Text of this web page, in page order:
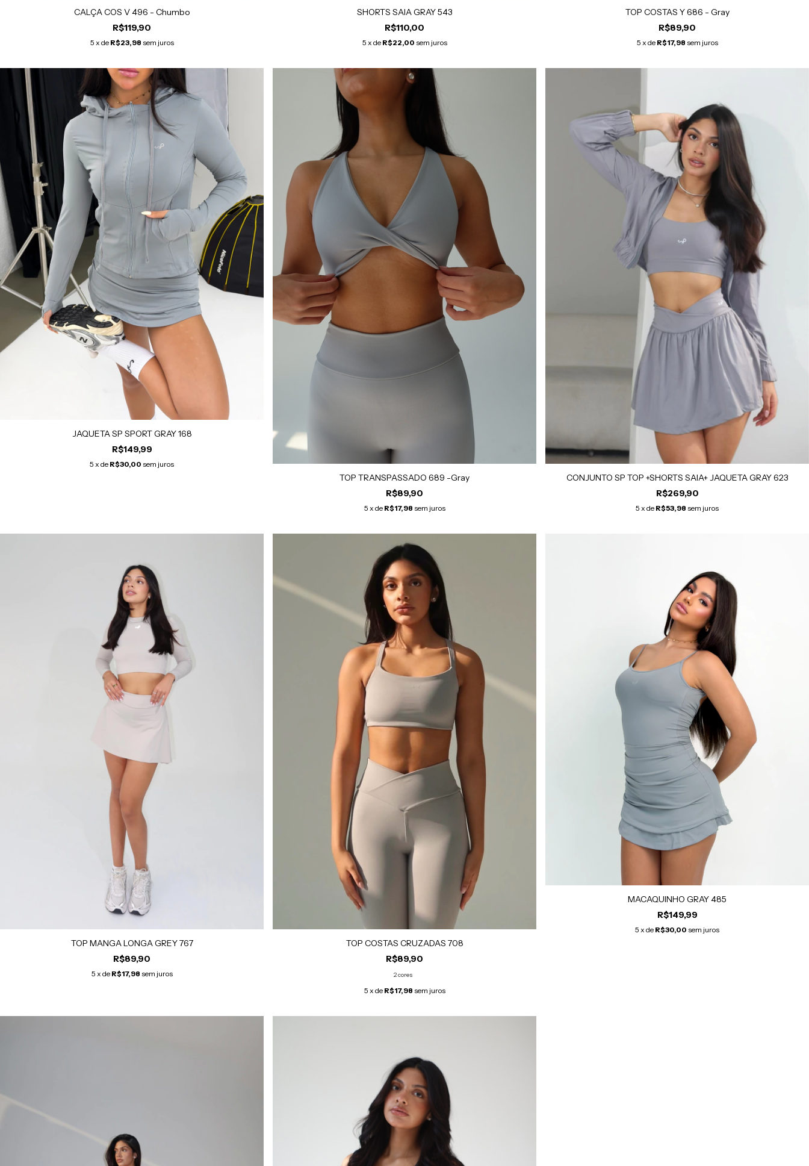
CALÇA COS V 496 - Chumbo
R$119,90
5 x de R$23,98 sem juros
SHORTS SAIA GRAY 543
R$110,00
5 x de R$22,00 sem juros
TOP COSTAS Y 686 - Gray
R$89,90
5 x de R$17,98 sem juros
JAQUETA SP SPORT GRAY 168
R$149,99
5 x de R$30,00 sem juros
TOP TRANSPASSADO 689 -Gray
R$89,90
5 x de R$17,98 sem juros
CONJUNTO SP TOP +SHORTS SAIA+ JAQUETA GRAY 623
R$269,90
5 x de R$53,98 sem juros
TOP MANGA LONGA GREY 767
R$89,90
5 x de R$17,98 sem juros
TOP COSTAS CRUZADAS 708
R$89,90
2 cores
5 x de R$17,98 sem juros
MACAQUINHO GRAY 485
R$149,99
5 x de R$30,00 sem juros